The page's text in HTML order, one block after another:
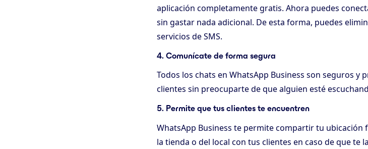
aplicación completamente gratis. Ahora puedes
sin gastar nada adicional. De esta forma, puedes
servicios de SMS.
4. Comunícate de forma segura
Todos los chats en WhatsApp Business son seguros y
clientes sin preocuparte de que alguien esté
5. Permite que tus clientes te encuentren
WhatsApp Business te permite compartir tu ubicación
la tienda o del local con tus clientes en caso de que te